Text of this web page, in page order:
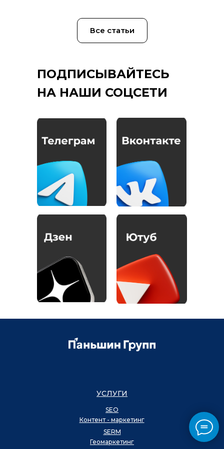
Все статьи
ПОДПИСЫВАЙТЕСЬ
НА НАШИ СОЦСЕТИ
УСЛУГИ
SEO
Контент - маркетинг
SERM
Геомаркетинг